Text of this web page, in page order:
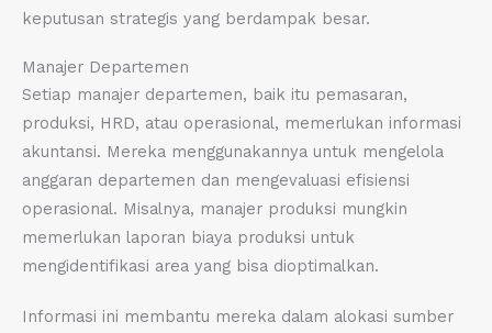
keputusan strategis yang berdampak besar.
Manajer Departemen
Setiap manajer departemen, baik itu pemasaran,
produksi, HRD, atau operasional, memerlukan informasi
akuntansi. Mereka menggunakannya untuk mengelola
anggaran departemen dan mengevaluasi efisiensi
operasional. Misalnya, manajer produksi mungkin
memerlukan laporan biaya produksi untuk
mengidentifikasi area yang bisa dioptimalkan.
Informasi ini membantu mereka dalam alokasi sumber